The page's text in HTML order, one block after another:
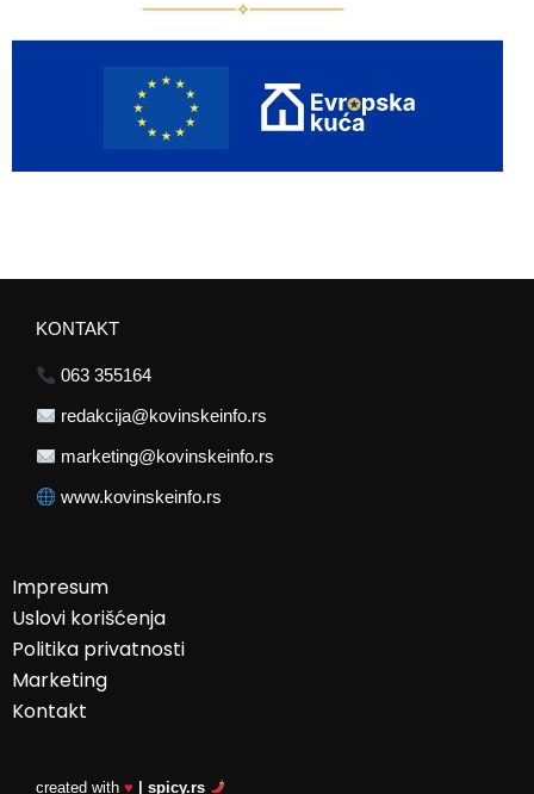
KONTAKT
063 355164
redakcija@kovinskeinfo.rs
marketing@kovinskeinfo.rs
www.kovinskeinfo.rs
Impresum
Uslovi korišćenja
Politika privatnosti
Marketing
Kontakt
created with ♥ | spicy.rs